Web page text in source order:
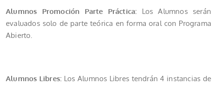
Alumnos Promoción Parte Práctica: Los Alumnos serán
evaluados solo de parte teórica en forma oral con Programa
Abierto.
Alumnos Libres: Los Alumnos Libres tendrán 4 instancias de